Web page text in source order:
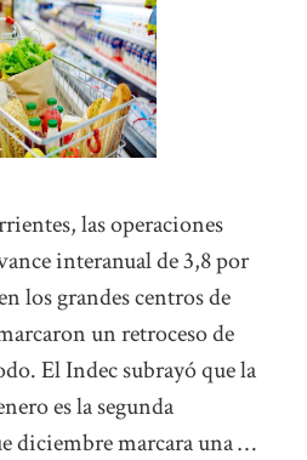
las operaciones
interanual de 3,8 por
los grandes centros de
un retroceso de
El Indec subrayó que la
es la segunda
diciembre marcara una …